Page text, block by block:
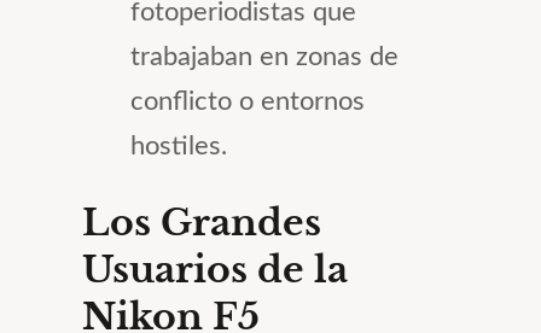
fotoperiodistas que
trabajaban en zonas de
conflicto o entornos
hostiles.
Los Grandes
Usuarios de la
Nikon F5